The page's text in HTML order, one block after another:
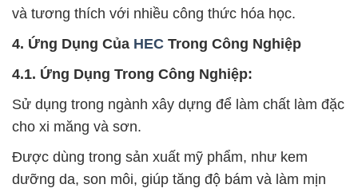
và tương thích với nhiều công thức hóa học.
4. Ứng Dụng Của HEC Trong Công Nghiệp
4.1. Ứng Dụng Trong Công Nghiệp:
Sử dụng trong ngành xây dựng để làm chất làm đặc
cho xi măng và sơn.
Được dùng trong sản xuất mỹ phẩm, như kem
dưỡng da, son môi, giúp tăng độ bám và làm mịn